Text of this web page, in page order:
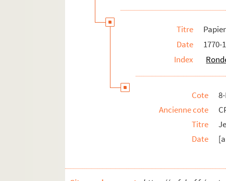
Titre
Date
1770-
Index
Cote
Ancienne cote
Titre
Date